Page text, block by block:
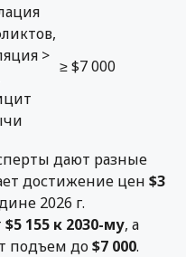
>
≥ $7 000
дают разные
достижение цен $3
2026 г.
$5 155 к 2030-му, а
подъем до$7 000.